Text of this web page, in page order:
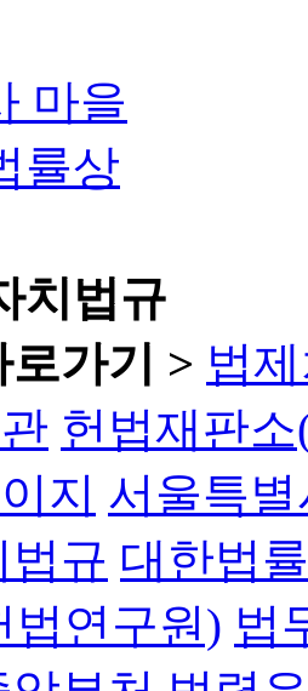
치법규
가기 > 법
헌법재판
지 서울특
법규 대한법
법연구원) 법